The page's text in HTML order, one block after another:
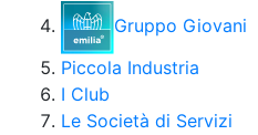
Gruppo Giovani
Piccola Industria
I Club
Le Società di Servizi